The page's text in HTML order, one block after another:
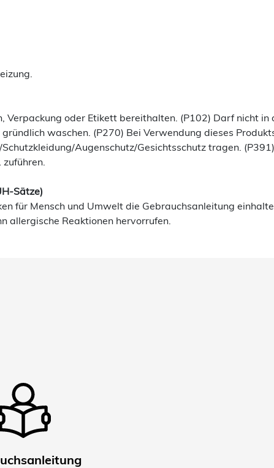
Verpackung oder Etikett bereithalten. (P102) Darf nicht in
waschen. (P270) Bei Verwendung dieses
Augenschutz/Gesichtsschutz tragen.
Sätze)
für Mensch und Umwelt die Gebrauchsanleitung
allergische Reaktionen hervorrufen.